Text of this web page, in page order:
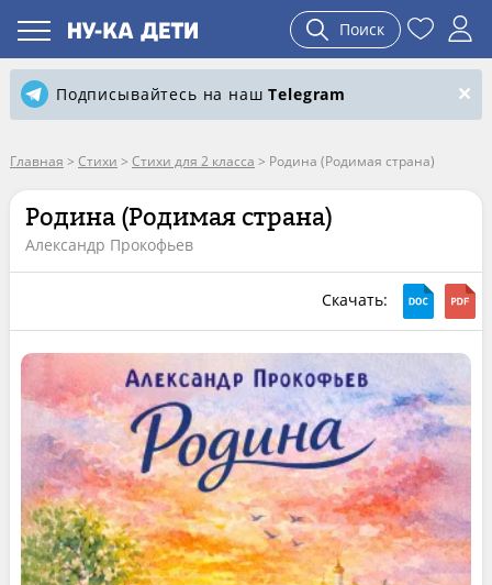
Поиск
Подписывайтесь на нашTelegram
Главная > Стихи > Стихи для 2 класса > Родина (Родимая страна)
Родина (Родимая страна)
Александр Прокофьев
Скачать: